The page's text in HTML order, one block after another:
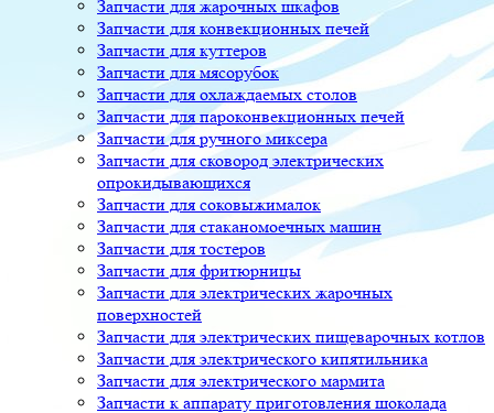
Запчасти для жарочных шкафов
Запчасти для конвекционных печей
Запчасти для куттеров
Запчасти для мясорубок
Запчасти для охлаждаемых столов
Запчасти для пароконвекционных печей
Запчасти для ручного миксера
Запчасти для сковород электрических
опрокидывающихся
Запчасти для соковыжималок
Запчасти для стаканомоечных машин
Запчасти для тостеров
Запчасти для фритюрницы
Запчасти для электрических жарочных
поверхностей
Запчасти для электрических пищеварочных котлов
Запчасти для электрического кипятильника
Запчасти для электрического мармита
Запчасти к аппарату приготовления шоколада